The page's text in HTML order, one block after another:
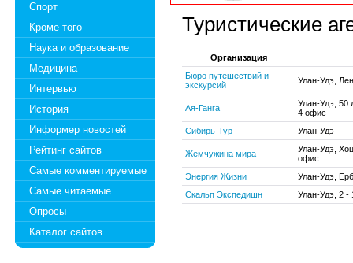
Спорт
Кроме того
Наука и образование
Медицина
Интервью
История
Информер новостей
Рейтинг сайтов
Самые комментируемые
Самые читаемые
Опросы
Каталог сайтов
Туристические
Организация
Бюро путешествий и
экскурсий
Улан-Удэ,
Ая-Ганга
Улан-Удэ, 50
4 офис
Сибирь-Тур
Улан-Удэ
Жемчужина мира
Улан-Удэ,
офис
Энергия Жизни
Улан-Удэ,
Скальп Экспедишн
Улан-Удэ, 2 -